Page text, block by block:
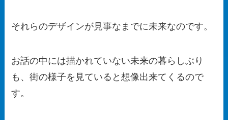
それらのデザインが見事なまでに未来なのです。
お話の中には描かれていない未来の暮らしぶり
も、街の様子を見ていると想像出来てくるので
す。